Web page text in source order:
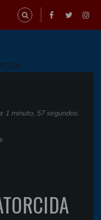
1 minuto, 57 segundos.